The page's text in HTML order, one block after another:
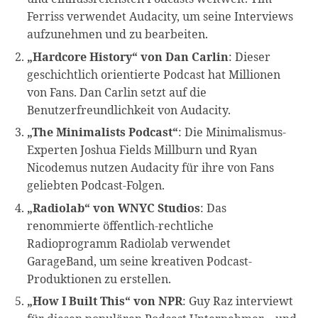
Ferriss verwendet Audacity, um seine Interviews
aufzunehmen und zu bearbeiten.
„Hardcore History“ von Dan Carlin: Dieser
geschichtlich orientierte Podcast hat Millionen
von Fans. Dan Carlin setzt auf die
Benutzerfreundlichkeit von Audacity.
„The Minimalists Podcast“: Die Minimalismus-
Experten Joshua Fields Millburn und Ryan
Nicodemus nutzen Audacity für ihre von Fans
geliebten Podcast-Folgen.
„Radiolab“ von WNYC Studios: Das
renommierte öffentlich-rechtliche
Radioprogramm Radiolab verwendet
GarageBand, um seine kreativen Podcast-
Produktionen zu erstellen.
„How I Built This“ von NPR: Guy Raz interviewt